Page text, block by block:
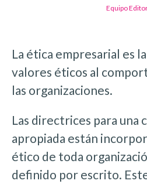
Equipo
La ética empresarial es
valores éticos al
las organizaciones.
Las directrices para una
apropiada están
ético de toda
definido por escrito.